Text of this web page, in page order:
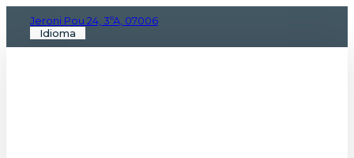
Jeroni Pou 24, 3ºA, 07006
Idioma